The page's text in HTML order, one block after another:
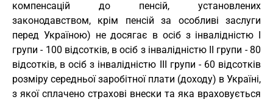
компенсацій до пенсій, установлених
законодавством, крім пенсій за особливі заслуги
перед Україною) не досягає в осіб з інвалідністю I
групи - 100 відсотків, в осіб з інвалідністю II групи - 80
відсотків, в осіб з інвалідністю III групи - 60 відсотків
розміру середньої заробітної плати (доходу) в Україні,
з якої сплачено страхові внески та яка враховується